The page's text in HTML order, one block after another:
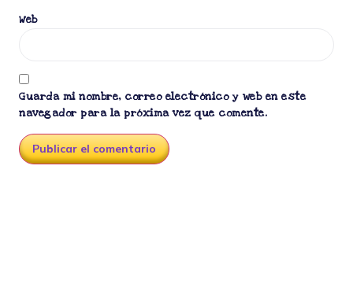
Web
Guarda mi nombre, correo electrónico y web en este
navegador para la próxima vez que comente.